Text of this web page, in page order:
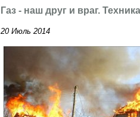
Газ - наш друг и враг.
20 Июль 2014